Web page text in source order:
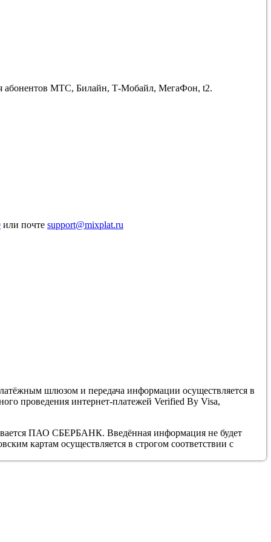
абонентов МТС, Билайн, Т-Мобайл, МегаФон, t2.
или почте support@mixplat.ru
шлюзом и передача информации осуществляется в
проведения интернет-платежей Verified By Visa,
ПАО СБЕРБАНК. Введённая информация не будет
картам осуществляется в строгом соответствии с